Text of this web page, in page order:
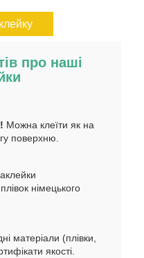
про наші
Можна клеїти як на
поверхню.
німецького
матеріали (плівки,
якості.